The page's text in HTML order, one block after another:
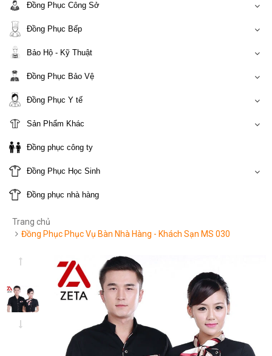
Đồng Phục Công Sở
Đồng Phục Bếp
Bảo Hộ - Kỹ Thuật
Đồng Phục Bảo Vệ
Đồng Phục Y tế
Sản Phẩm Khác
Đồng phục công ty
Đồng Phục Học Sinh
Đồng phục nhà hàng
Trang chủ
Đồng Phục Phục Vụ Bàn Nhà Hàng - Khách Sạn MS 030